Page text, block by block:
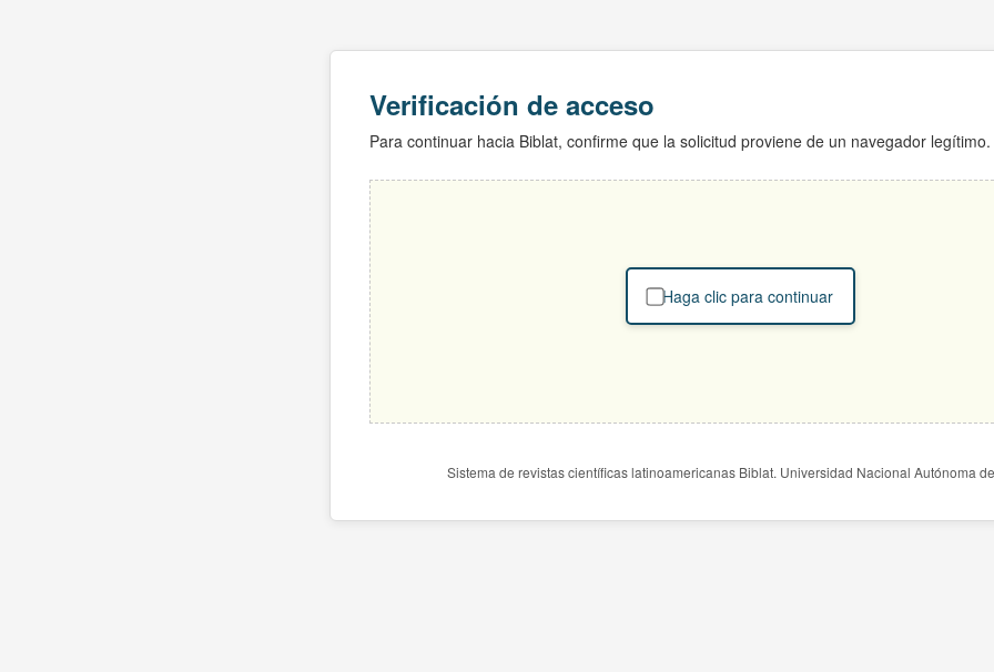
Verificación de acceso
Para continuar hacia Biblat, confirme que la solicitud proviene de un navegador legítimo.
Haga clic para continuar
Sistema de revistas científicas latinoamericanas Biblat. Universidad Nacional Autónoma